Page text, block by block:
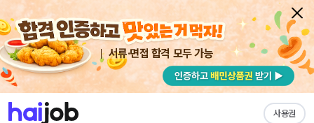
서류·면접 합격 모두 가능
사용권